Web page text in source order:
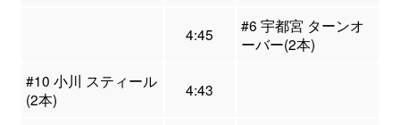
4:45
#6 宇都宮 ターンオ
ーバー(2本)
#10 小川 スティール
(2本)
4:43